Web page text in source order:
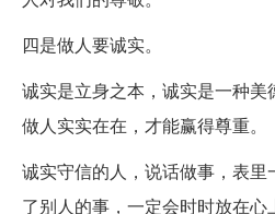
四是做人要诚实。
诚实是立身之本，诚实是一种美
做人实实在在，才能赢得尊重。
诚实守信的人，说话做事，表
了别人的事，一定会时时放在